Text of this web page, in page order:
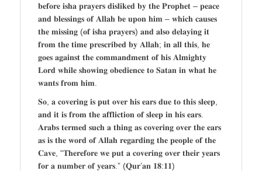
𝐛𝐞𝐟𝐨𝐫𝐞 𝐢𝐬𝐡𝐚 𝐩𝐫𝐚𝐲𝐞𝐫𝐬 𝐝𝐢𝐬𝐥𝐢𝐤𝐞𝐝 𝐛𝐲 𝐭𝐡𝐞 𝐏𝐫𝐨𝐩𝐡𝐞𝐭 – 𝐩𝐞𝐚𝐜𝐞
𝐚𝐧𝐝 𝐛𝐥𝐞𝐬𝐬𝐢𝐧𝐠𝐬 𝐨𝐟 𝐀𝐥𝐥𝐚𝐡 𝐛𝐞 𝐮𝐩𝐨𝐧 𝐡𝐢𝐦 – 𝐰𝐡𝐢𝐜𝐡 𝐜𝐚𝐮𝐬𝐞𝐬
𝐭𝐡𝐞 𝐦𝐢𝐬𝐬𝐢𝐧𝐠 (𝐨𝐟 𝐢𝐬𝐡𝐚 𝐩𝐫𝐚𝐲𝐞𝐫𝐬) 𝐚𝐧𝐝 𝐚𝐥𝐬𝐨 𝐝𝐞𝐥𝐚𝐲𝐢𝐧𝐠 𝐢𝐭
𝐟𝐫𝐨𝐦 𝐭𝐡𝐞 𝐭𝐢𝐦𝐞 𝐩𝐫𝐞𝐬𝐜𝐫𝐢𝐛𝐞𝐝 𝐛𝐲 𝐀𝐥𝐥𝐚𝐡; 𝐢𝐧 𝐚𝐥𝐥 𝐭𝐡𝐢𝐬, 𝐡𝐞
𝐠𝐨𝐞𝐬 𝐚𝐠𝐚𝐢𝐧𝐬𝐭 𝐭𝐡𝐞 𝐜𝐨𝐦𝐦𝐚𝐧𝐝𝐦𝐞𝐧𝐭 𝐨𝐟 𝐡𝐢𝐬 𝐀𝐥𝐦𝐢𝐠𝐡𝐭𝐲
𝐋𝐨𝐫𝐝 𝐰𝐡𝐢𝐥𝐞 𝐬𝐡𝐨𝐰𝐢𝐧𝐠 𝐨𝐛𝐞𝐝𝐢𝐞𝐧𝐜𝐞 𝐭𝐨 𝐒𝐚𝐭𝐚𝐧 𝐢𝐧 𝐰𝐡𝐚𝐭 𝐡𝐞
𝐰𝐚𝐧𝐭𝐬 𝐟𝐫𝐨𝐦 𝐡𝐢𝐦.
𝐒𝐨, 𝐚 𝐜𝐨𝐯𝐞𝐫𝐢𝐧𝐠 𝐢𝐬 𝐩𝐮𝐭 𝐨𝐯𝐞𝐫 𝐡𝐢𝐬 𝐞𝐚𝐫𝐬 𝐝𝐮𝐞 𝐭𝐨 𝐭𝐡𝐢𝐬 𝐬𝐥𝐞𝐞𝐩,
𝐚𝐧𝐝 𝐢𝐭 𝐢𝐬 𝐟𝐫𝐨𝐦 𝐭𝐡𝐞 𝐚𝐟𝐟𝐥𝐢𝐜𝐭𝐢𝐨𝐧 𝐨𝐟 𝐬𝐥𝐞𝐞𝐩 𝐢𝐧 𝐡𝐢𝐬 𝐞𝐚𝐫𝐬.
𝐀𝐫𝐚𝐛𝐬 𝐭𝐞𝐫𝐦𝐞𝐝 𝐬𝐮𝐜𝐡 𝐚 𝐭𝐡𝐢𝐧𝐠 𝐚𝐬 𝐜𝐨𝐯𝐞𝐫𝐢𝐧𝐠 𝐨𝐯𝐞𝐫 𝐭𝐡𝐞 𝐞𝐚𝐫𝐬
𝐚𝐬 𝐢𝐬 𝐭𝐡𝐞 𝐰𝐨𝐫𝐝 𝐨𝐟 𝐀𝐥𝐥𝐚𝐡 𝐫𝐞𝐠𝐚𝐫𝐝𝐢𝐧𝐠 𝐭𝐡𝐞 𝐩𝐞𝐨𝐩𝐥𝐞 𝐨𝐟 𝐭𝐡𝐞
𝐂𝐚𝐯𝐞, “𝐓𝐡𝐞𝐫𝐞𝐟𝐨𝐫𝐞 𝐰𝐞 𝐩𝐮𝐭 𝐚 𝐜𝐨𝐯𝐞𝐫𝐢𝐧𝐠 𝐨𝐯𝐞𝐫 𝐭𝐡𝐞𝐢𝐫 𝐲𝐞𝐚𝐫𝐬
𝐟𝐨𝐫 𝐚 𝐧𝐮𝐦𝐛𝐞𝐫 𝐨𝐟 𝐲𝐞𝐚𝐫𝐬.” (𝐐𝐮𝐫’𝐚𝐧 𝟏𝟖:𝟏𝟏)